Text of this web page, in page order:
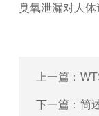
臭氧泄漏对人
上一篇：
下一篇： 简